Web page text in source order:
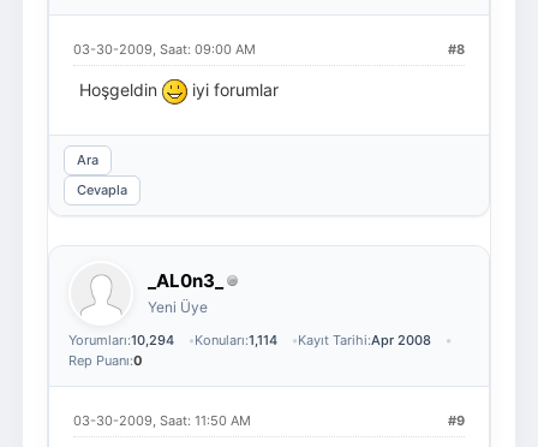
#8
03-30-2009, Saat: 09:00 AM
Hoşgeldin iyi forumlar
Ara
Cevapla
_AL0n3_
Yeni Üye
Yorumları:10,294 Konuları:1,114 Kayıt Tarihi:Apr 2008
Rep Puanı:0
#9
03-30-2009, Saat: 11:50 AM